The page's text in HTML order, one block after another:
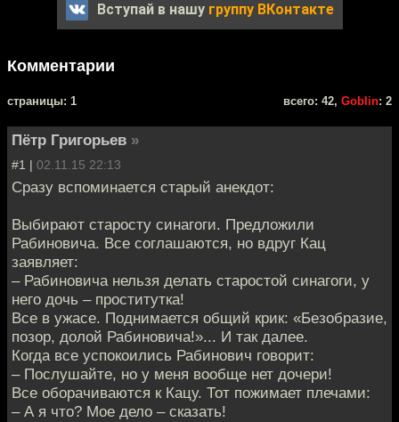
Вступай в нашу группу ВКонтакте
Комментарии
cтраницы: 1 всего: 42, Goblin: 2
Пётр Григорьев »
#1 | 02.11.15 22:13
Сразу вспоминается старый анекдот:
Выбирают старосту синагоги. Предложили
Рабиновича. Все соглашаются, но вдруг Кац
заявляет:
– Рабиновича нельзя делать старостой синагоги, у
него дочь – проститутка!
Все в ужасе. Поднимается общий крик: «Безобразие,
позор, долой Рабиновича!»... И так далее.
Когда все успокоились Рабинович говорит:
– Послушайте, но у меня вообще нет дочери!
Все оборачиваются к Кацу. Тот пожимает плечами:
– А я что? Мое дело – сказать!